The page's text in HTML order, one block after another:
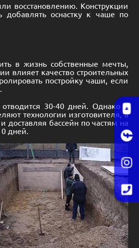
восстановлению. Конструкции
добавлять оснастку к чаше по
в жизнь собственные мечты,
влияет качество строительных
постройку чаши, если
отводится 30-40 дней. Однако к
технологии изготовителя, а
доставляя бассейн по частям на
дней.